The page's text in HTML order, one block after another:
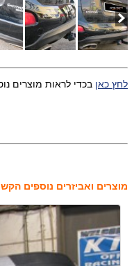
לחץ כאן בכדי לראות מוצרים
מוצרים ואביזרים נוספים